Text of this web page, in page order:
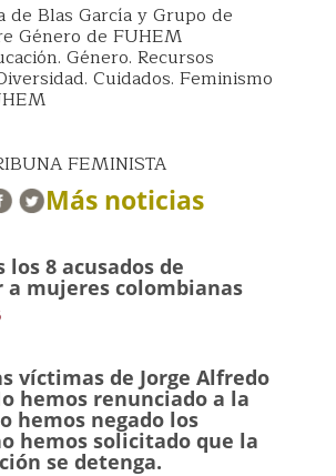
de Blas García y Grupo de
Género de FUHEM
Género. Recursos
Cuidados. Feminismo
FEMINISTA
Más noticias
los 8 acusados de
mujeres colombianas
víctimas de Jorge Alfredo
hemos renunciado a la
hemos negado los
hemos solicitado que la
se detenga.